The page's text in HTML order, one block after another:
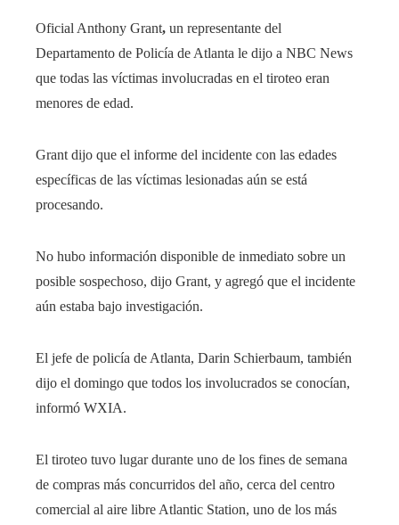
Oficial Anthony Grant, un representante del
Departamento de Policía de Atlanta le dijo a NBC News
que todas las víctimas involucradas en el tiroteo eran
menores de edad.
Grant dijo que el informe del incidente con las edades
específicas de las víctimas lesionadas aún se está
procesando.
No hubo información disponible de inmediato sobre un
posible sospechoso, dijo Grant, y agregó que el incidente
aún estaba bajo investigación.
El jefe de policía de Atlanta, Darin Schierbaum, también
dijo el domingo que todos los involucrados se conocían,
informó WXIA.
El tiroteo tuvo lugar durante uno de los fines de semana
de compras más concurridos del año, cerca del centro
comercial al aire libre Atlantic Station, uno de los más